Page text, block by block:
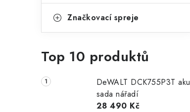
Značkovací spreje
Top 10 produktů
DeWALT DCK755P3T aku
sada nářadí
28 490 Kč